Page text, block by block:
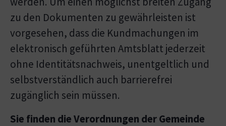
zu den Dokumenten zu gewährleisten ist
vorgesehen, dass die Kundmachungen im
elektronisch geführten Amtsblatt jederzeit
ohne Identitätsnachweis, unentgeltlich und
selbstverständlich auch barrierefrei
zugänglich sein müssen.
Sie finden die Verordnungen der Gemeinde